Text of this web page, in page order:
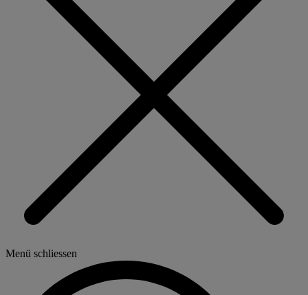
Menü schliessen